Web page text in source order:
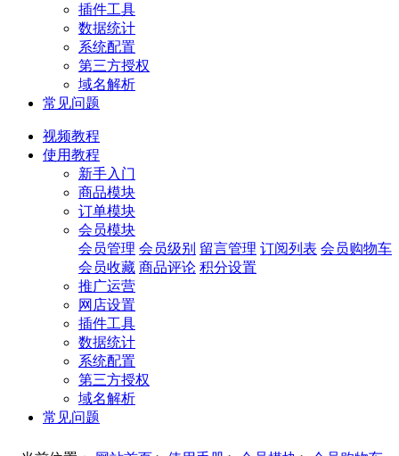
插件工具
数据统计
系统配置
第三方授权
域名解析
常见问题
视频教程
使用教程
新手入门
商品模块
订单模块
会员模块
会员管理 会员级别 留言管理 订阅列表 会员购物车
会员收藏 商品评论 积分设置
推广运营
网店设置
插件工具
数据统计
系统配置
第三方授权
域名解析
常见问题